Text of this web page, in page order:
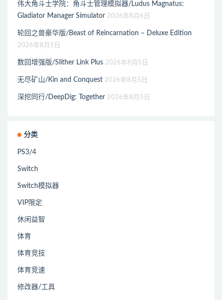
伟大角斗士学院：角斗士管理模拟器/Ludus Magnatus:
Gladiator Manager Simulator 2026年8月6日
轮回之兽豪华版/Beast of Reincarnation – Deluxe Edition
2026年8月5日
数回增强版/Slither Link Plus 2026年8月5日
无尽矿山/Kin and Conquest 2026年8月5日
深挖同行/DeepDig: Together 2026年8月5日
分类
PS3/4
Switch
Switch模拟器
VIP限定
休闲益智
体育
体育竞技
体育竞速
修改器/工具